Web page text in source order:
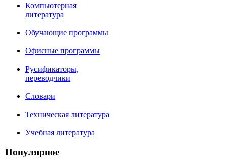
Компьютерная
литература
Обучающие программы
Офисные программы
Русификаторы,
переводчики
Словари
Техническая литература
Учебная литература
Популярное